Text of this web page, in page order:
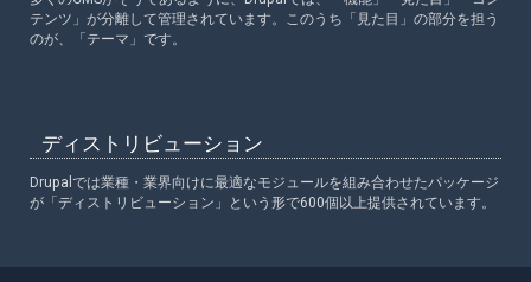
テンツ」が分離して管理されています。このうち「見た目」の部分を担う
のが、「テーマ」です。
ディストリビューション
Drupalでは業種・業界向けに最適なモジュールを組み合わせたパッケージ
が「ディストリビューション」という形で600個以上提供されています。